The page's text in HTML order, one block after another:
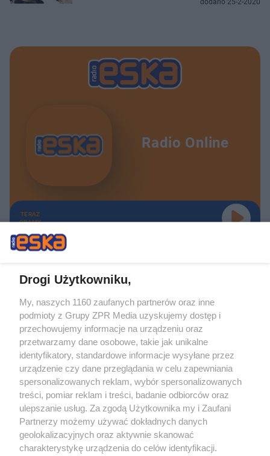
dodano 25-2-2020
Radio Online
TERAZ
GRAMY
Żaden utwór zamieszczony w serwisie nie może być powielany i
rozpowszechniany lub dalej rozpowszechniany w jakikolwiek sposób (w
tym także elektroniczny lub mechaniczny) na jakimkolwiek polu
eksploatacji w jakiejkolwiek formie, włącznie z umieszczaniem w Internecie
bez pisemnej zgody właściciela praw. Jakiekolwiek użycie lub
wykorzystanie utworów w całości lub w części z naruszeniem prawa, tzn.
bez właściwej zgody, jest zabronione pod groźbą kary i może być ścigane
prawnie.
Drogi Użytkowniku,
My, naszych 1160 zaufanych partnerów oraz inne
podmioty z Grupy ZPR Media uzyskujemy dostęp i
przechowujemy informacje na urządzeniu oraz
przetwarzamy dane osobowe, takie jak unikalne
identyfikatory, standardowe informacje wysyłane przez
urządzenie czy dane przeglądania w celu zapewniania
spersonalizowanych reklam, wybór spersonalizowanych
treści, pomiar reklam i treści, badanie odbiorców oraz
ulepszanie usług. Za zgodą Użytkownika my i Zaufani
Partnerzy możemy używać dokładnych danych
geolokalizacyjnych oraz aktywnie skanować
charakterystykę urządzenia do celów identyfikacji.